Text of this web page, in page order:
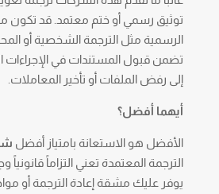
توثيق رسمي أو ختم معتمد. قد تكون
الرسمية مثل الترجمة الشخصية أو
تضمن قبول المستندات في الإجراءات
إلى رفض الملفات أو تأخير المعاملات.
أيهما أفضل؟
الأفضل هو الاستعانة بامتياز أفضل
الترجمة المعتمدة تعني التزاماً قانونياً
يوفر عليك مشقة إعادة الترجمة أو